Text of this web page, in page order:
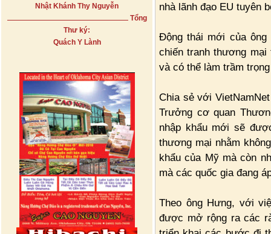
Nhật Khánh Thy Nguyễn
Tổng
Thư ký:
Quách Y Lành
nhà lãnh đạo EU tuyên
Động thái mới của
chiến tranh thương
và có thể làm trầm
Chia sẻ với
Trưởng cơ quan
nhập khẩu mới sẽ
thương mại nhằm
khẩu của Mỹ mà còn
mà các quốc gia đang
Theo ông Hưng, với
được mở rộng ra các